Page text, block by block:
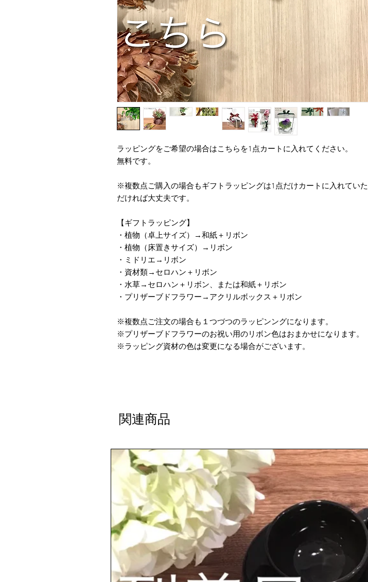
ラッピングをご希望の場合はこちらを1点カートに入れてください。
無料です。
※複数点ご購入の場合もギフトラッピングは1点だけカートに入れていた
だければ大丈夫です。
【ギフトラッピング】
・植物（卓上サイズ）→和紙＋リボン
・植物（床置きサイズ）→リボン
・ミドリエ→リボン
・資材類→セロハン＋リボン
・水草→セロハン＋リボン、または和紙＋リボン
・プリザーブドフラワー→アクリルボックス＋リボン
※複数点ご注文の場合も１つづつのラッピンングになります。
※プリザーブドフラワーのお祝い用のリボン色はおまかせになります。
※ラッピング資材の色は変更になる場合がございます。
関連商品